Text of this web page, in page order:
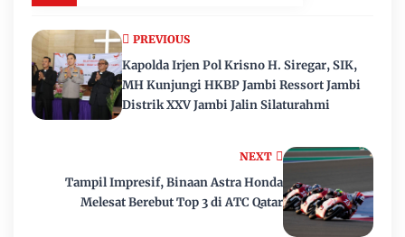
NEXT
Tampil Impresif, Binaan Astra Honda
Melesat Berebut Top 3 di ATC Qatar
PREVIOUS
Kapolda Irjen Pol Krisno H. Siregar, SIK,
MH Kunjungi HKBP Jambi Ressort Jambi
Distrik XXV Jambi Jalin Silaturahmi